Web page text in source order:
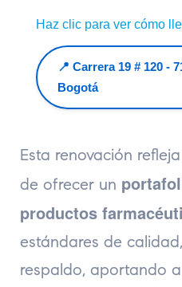
Haz clic para ver cómo
📍 Carrera 19 # 120 -
Bogotá
Esta renovación
de ofrecer un
productos
estándares de
respaldo, aportando